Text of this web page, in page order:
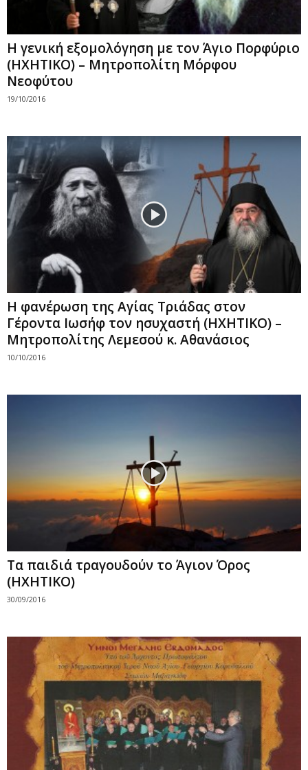
Η γενική εξομολόγηση με τον Άγιο Πορφύριο
(ΗΧΗΤΙΚΟ) – Μητροπολίτη Μόρφου
Νεοφύτου
19/10/2016
Η φανέρωση της Αγίας Τριάδας στον
Γέροντα Ιωσήφ τον ησυχαστή (ΗΧΗΤΙΚΟ) –
Μητροπολίτης Λεμεσού κ. Αθανάσιος
10/10/2016
Τα παιδιά τραγουδούν το Άγιον Όρος
(ΗΧΗΤΙΚΟ)
30/09/2016